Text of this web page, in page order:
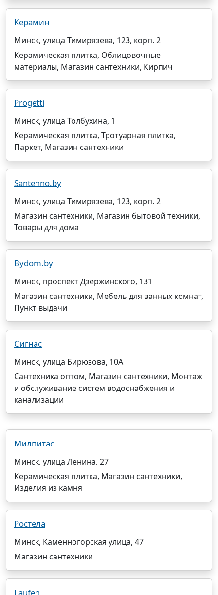
Керамин
Минск, улица Тимирязева, 123, корп. 2
Керамическая плитка, Облицовочные
материалы, Магазин сантехники, Кирпич
Progetti
Минск, улица Толбухина, 1
Керамическая плитка, Тротуарная плитка,
Паркет, Магазин сантехники
Santehno.by
Минск, улица Тимирязева, 123, корп. 2
Магазин сантехники, Магазин бытовой техники,
Товары для дома
Bydom.by
Минск, проспект Дзержинского, 131
Магазин сантехники, Мебель для ванных комнат,
Пункт выдачи
Сигнас
Минск, улица Бирюзова, 10А
Сантехника оптом, Магазин сантехники, Монтаж
и обслуживание систем водоснабжения и
канализации
Милпитас
Минск, улица Ленина, 27
Керамическая плитка, Магазин сантехники,
Изделия из камня
Ростела
Минск, Каменногорская улица, 47
Магазин сантехники
Laufen